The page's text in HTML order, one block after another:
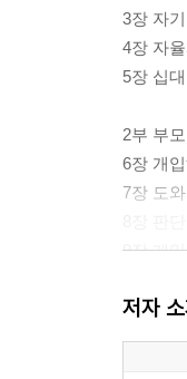
3장 자
4장 자
5장 십
2부 부
6장 개
7장 도
9장 개
3부 아
저자